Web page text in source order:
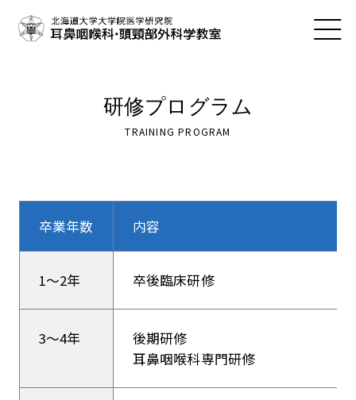
研修プログラム
TRAINING PROGRAM
卒業年数 内容
1～2年 卒後臨床研修
3～4年
後期研修
耳鼻咽喉科専門研修